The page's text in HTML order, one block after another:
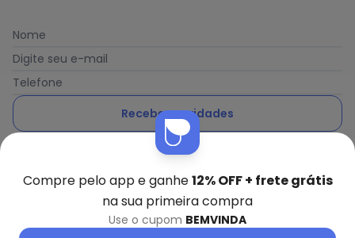
Nome
Digite seu e-mail
Telefone
Receber novidades
Ao enviar o cadastro, você concorda com a nossa
Compre pelo app e ganhe12% OFF + frete grátis
na sua primeira compra
Use o cupom BEMVINDA